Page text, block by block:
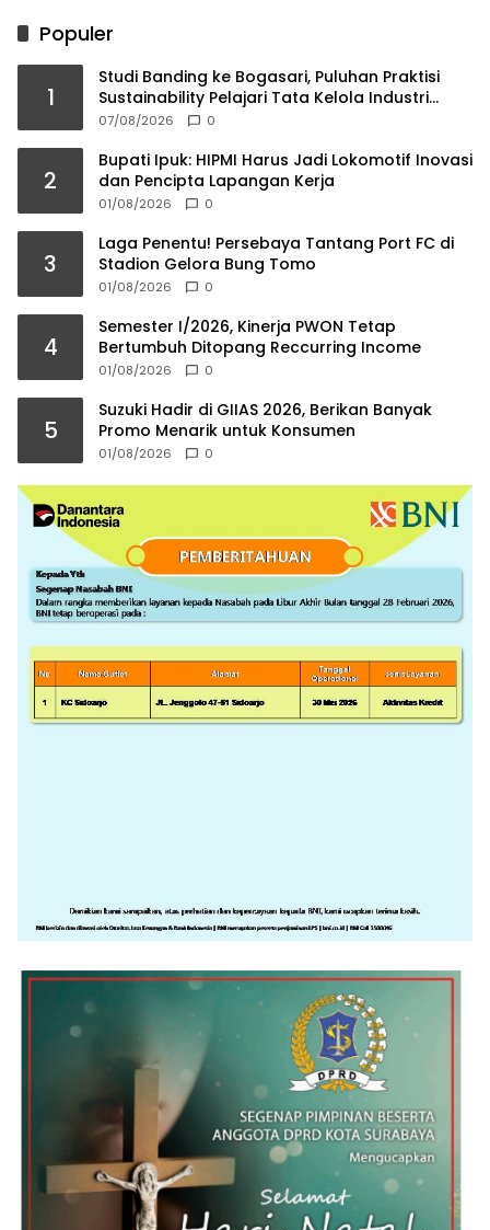
Populer
1
Studi Banding ke Bogasari, Puluhan Praktisi
Sustainability Pelajari Tata Kelola Industri
Berkelanjutan
07/08/2026 0
2
Bupati Ipuk: HIPMI Harus Jadi Lokomotif Inovasi
dan Pencipta Lapangan Kerja
01/08/2026 0
3
Laga Penentu! Persebaya Tantang Port FC di
Stadion Gelora Bung Tomo
01/08/2026 0
4
Semester I/2026, Kinerja PWON Tetap
Bertumbuh Ditopang Reccurring Income
01/08/2026 0
5
Suzuki Hadir di GIIAS 2026, Berikan Banyak
Promo Menarik untuk Konsumen
01/08/2026 0